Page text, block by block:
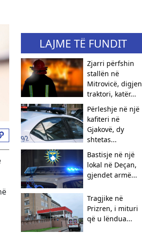
LAJME TË FUNDIT
Zjarri përfshin
stallën në
Mitrovicë, digjen
traktori, katër...
Përleshje në një
kafiteri në
Gjakovë, dy
shtetas...
Bastisje në një
lokal në Deçan,
gjendet armë...
Tragjike në
Prizren, i mituri
që u lëndua...